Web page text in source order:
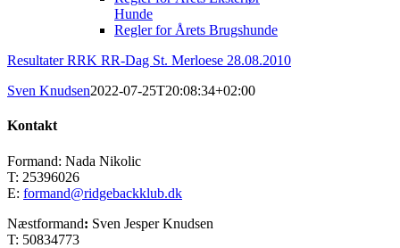
Hunde
Regler for Årets Brugshunde
Resultater RRK RR-Dag St. Merloese 28.08.2010
Sven Knudsen2022-07-25T20:08:34+02:00
Kontakt
Formand: Nada Nikolic
T: 25396026
E: formand@ridgebackklub.dk
Næstformand: Sven Jesper Knudsen
T: 50834773